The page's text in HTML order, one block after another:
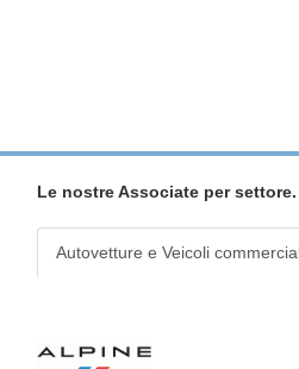
Le nostre Associate per settore.
Autovetture e Veicoli